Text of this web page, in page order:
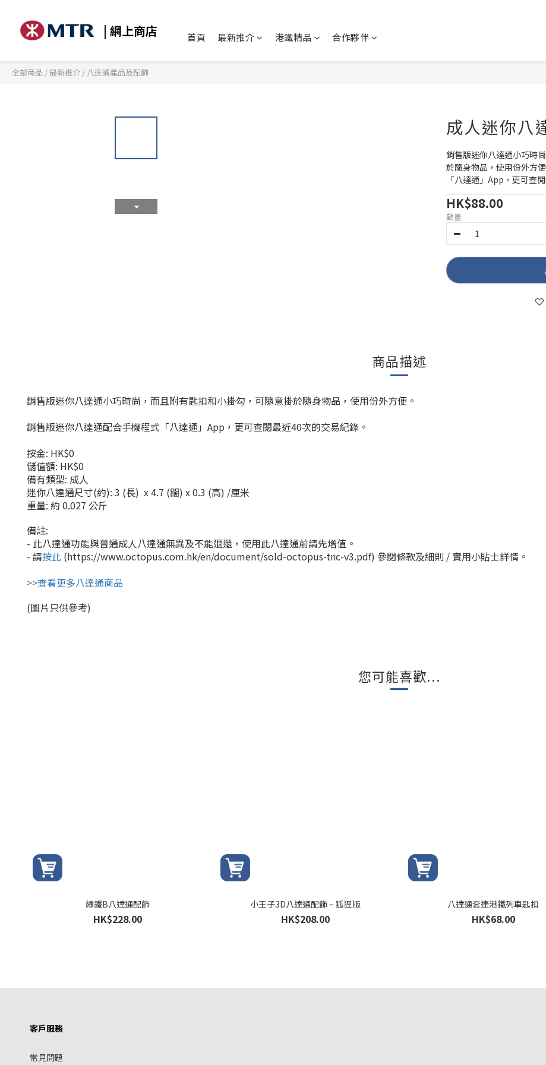
| 網上商店 首頁 最新推介 港鐵精品 合作夥伴
全部商品 /最新推介 / 八達通產品及配飾
成人迷你八
銷售版迷你八達通小巧時
於隨身物品，使用份外方
「八達通」App，更可查
HK$88.00
數量
商品描述
銷售版迷你八達通小巧時尚，而且附有匙扣和小掛勾，可隨意掛於隨身物品，使用份外方便。
銷售版迷你八達通配合手機程式「八達通」App，更可查閱最近40次的交易紀錄。
按金: HK$0
儲值額: HK$0
備有類型: 成人
迷你八達通尺寸(約): 3 (長) x 4.7 (闊) x 0.3 (高) /厘米
重量: 約 0.027 公斤
備註:
- 此八達通功能與普通成人八達通無異及不能退還，使用此八達通前請先增值。
- 請按此 (https://www.octopus.com.hk/en/document/sold-octopus-tnc-v3.pdf) 參閱條款及細則 / 實用小貼士詳情。
>>查看更多八達通商品
(圖片只供參考)
您可能喜歡...
綠鐵B八達通配飾
HK$228.00
小王子3D八達通配飾 – 狐狸版
HK$208.00
八達通套連港鐵列車匙扣
HK$68.00
客戶服務
常見問題